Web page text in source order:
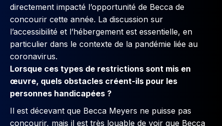
directement impacté l’opportunité de Becca de
concourir cette année. La discussion sur
l’accessibilité et l’hébergement est essentielle, en
particulier dans le contexte de la pandémie liée au
coronavirus.
Lorsque ces types de restrictions sont mis en
œuvre, quels obstacles créent-ils pour les
personnes handicapées ?
Il est décevant que Becca Meyers ne puisse pas
concourir, mais il est très louable de voir que Becca